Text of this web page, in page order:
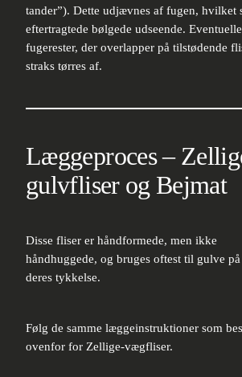
tander”). Dette udjævnes af fugen, hvilket
eftertragtede bølgede udseende. Eventuelle
fugerester, der overlapper på tilstødende
straks tørres af.
Læggeproces –
gulvfliser og Bejmat
Disse fliser er håndformede, men ikke
håndhuggede, og bruges oftest til gulve
deres tykkelse.
Følg de samme læggeinstruktioner som
ovenfor for Zellige-vægfliser.